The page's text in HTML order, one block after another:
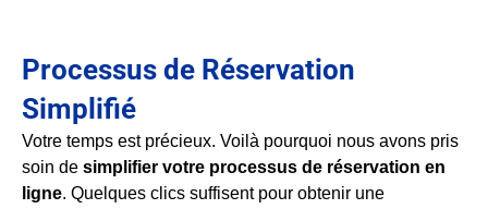
Processus de Réservation
Simplifié
Votre temps est précieux. Voilà pourquoi nous avons pris
soin de simplifier votre processus de réservation en
ligne. Quelques clics suffisent pour obtenir une